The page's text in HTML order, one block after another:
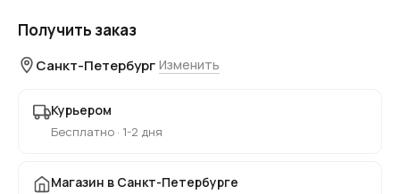
Получить заказ
Санкт-Петербург Изменить
Курьером
Бесплатно · 1-2 дня
Магазин в Санкт-Петербурге